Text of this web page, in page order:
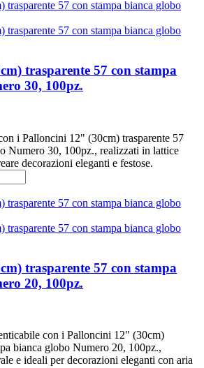
trasparente 57 con stampa
30, 100pz.
i Palloncini 12" (30cm) trasparente 57
Numero 30, 100pz., realizzati in lattice
decorazioni eleganti e festose.
trasparente 57 con stampa
20, 100pz.
con i Palloncini 12" (30cm)
bianca globo Numero 20, 100pz.,
e ideali per decorazioni eleganti con aria